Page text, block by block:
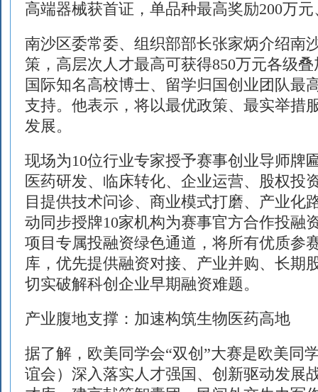
高端器械获首证，单品种最高奖励200万元
南沙区委常委、组织部部长张家炳介绍南
策，高层次人才最高可获得850万元各级
国际知名高校博士、留学归国创业团队最
支持。他表示，将以最优政策、最实举措
发展。
现场为10位行业专家授予赛事创业导师牌
医药研发、临床转化、企业运营、股权投
目提供技术问诊、商业模式打磨、产业化
动同步授牌10家机构为赛事官方合作投融
项目专属投融资绿色通道，将所有优质参
库，优先提供融资对接、产业并购、长期
切实破解科创企业早期融资难题。
产业腹地支撑：加速构筑生物医药高地
据了解，欧美同学会“双创”大赛是欧美同
谊会）深入落实人才强国、创新驱动发展